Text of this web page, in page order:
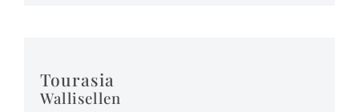
Tourasia
Wallisellen